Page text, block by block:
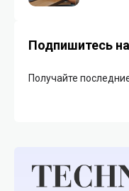
Подпишитесь
Получайте